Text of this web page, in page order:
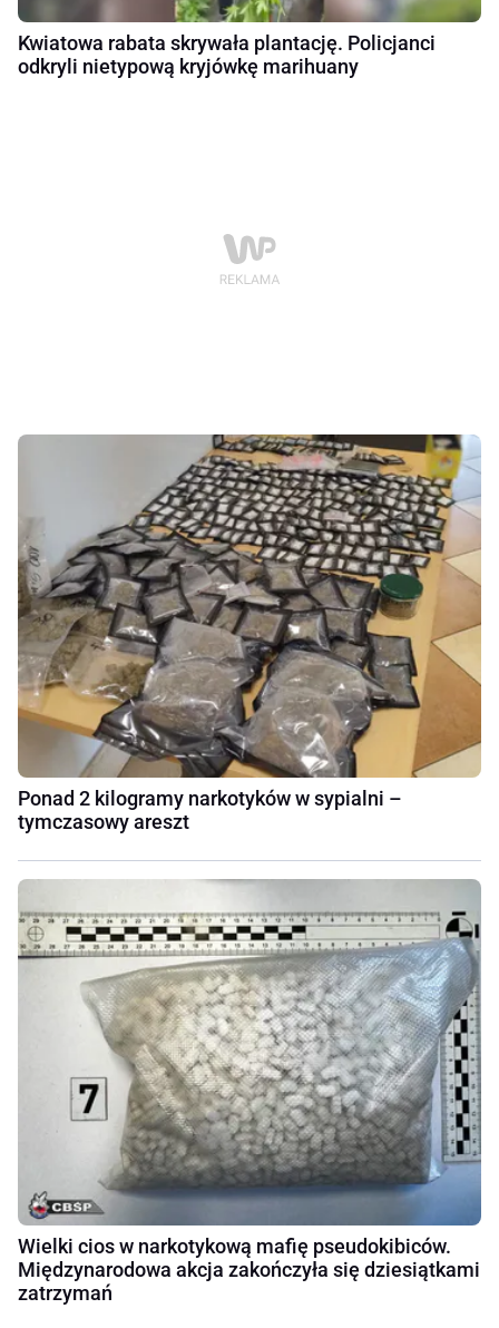
Kwiatowa rabata skrywała plantację. Policjanci
odkryli nietypową kryjówkę marihuany
Ponad 2 kilogramy narkotyków w sypialni –
tymczasowy areszt
Wielki cios w narkotykową mafię pseudokibiców.
Międzynarodowa akcja zakończyła się dziesiątkami
zatrzymań